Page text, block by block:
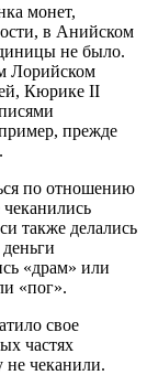
монет,
в Анийском
не было.
Лорийском
Кюрике II
прежде
по отношению
также делались
«драм» или
«пог».
свое
частях
не чеканили.